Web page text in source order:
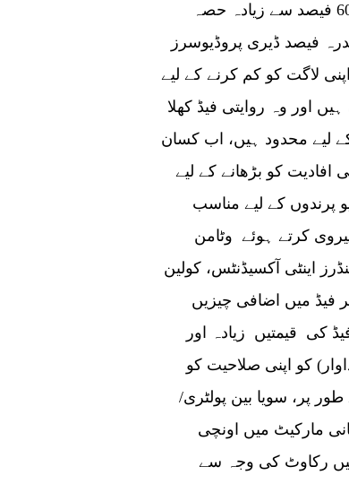
پاکستان میں لائیو سٹاک کیپیداوار کل زرعی پیداوار میں 60 فیصد سے زیادہ حصہ
فیصد ڈیری پروڈیوسرز
لاگت کو کم کرنے کے لیے
فیصد مقامی کسان ہیں اور وہ روایتی فیڈ کھلا
لیے محدود ہیں، اب کسان
کو بڑھانے کے لیے
پرندوں کے لیے مناسب
کرتے ہوئے وٹامن
اینٹی آکسیڈنٹس، کولین
فیڈ میں اضافی چیزیں
کی قیمتیں زیادہ اور
کو اپنی صلاحیت کو
پر، سویا بین پولٹری/
مارکیٹ میں اونچی
رکاوٹ کی وجہ سے